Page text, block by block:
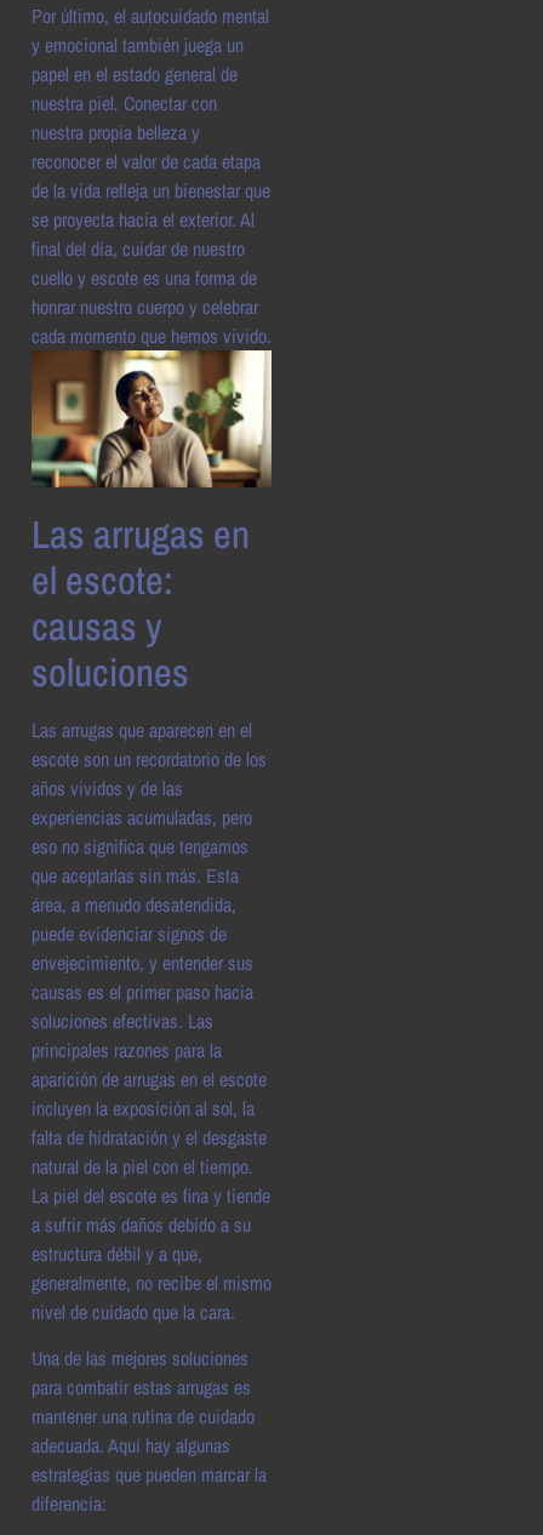
Por último, el autocuidado mental
y emocional también juega un
papel en el estado general de
nuestra piel. Conectar con
nuestra propia belleza y
reconocer el valor de cada etapa
de la vida refleja un bienestar que
se proyecta hacia el exterior. Al
final del día, cuidar de nuestro
cuello y escote es una forma de
honrar nuestro cuerpo y celebrar
cada momento que hemos vivido.
Las arrugas en
el escote:
causas y
soluciones
Las arrugas que aparecen en el
escote son un recordatorio de los
años vividos y de las
experiencias acumuladas, pero
eso no significa que tengamos
que aceptarlas sin más. Esta
área, a menudo desatendida,
puede evidenciar signos de
envejecimiento, y entender sus
causas es el primer paso hacia
soluciones efectivas. Las
principales razones para la
aparición de arrugas en el escote
incluyen la exposición al sol, la
falta de hidratación y el desgaste
natural de la piel con el tiempo.
La piel del escote es fina y tiende
a sufrir más daños debido a su
estructura débil y a que,
generalmente, no recibe el mismo
nivel de cuidado que la cara.
Una de las mejores soluciones
para combatir estas arrugas es
mantener una rutina de cuidado
adecuada. Aquí hay algunas
estrategias que pueden marcar la
diferencia: